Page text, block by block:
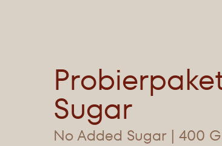
Sugar
No Added Sugar | 400 G